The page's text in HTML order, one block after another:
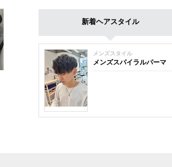
新着ヘアスタイル
メンズスタイル
メンズスパイラルパーマ